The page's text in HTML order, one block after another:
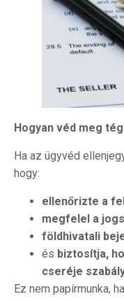
Hogyan véd meg
Ha az ügyvéd
hogy:
ellenőrizte a
megfelel a
földhivatali
és biztosítja,
cseréje
Ez nem papírmunka,